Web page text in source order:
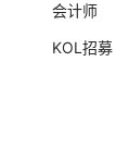
会计师
KOL招募